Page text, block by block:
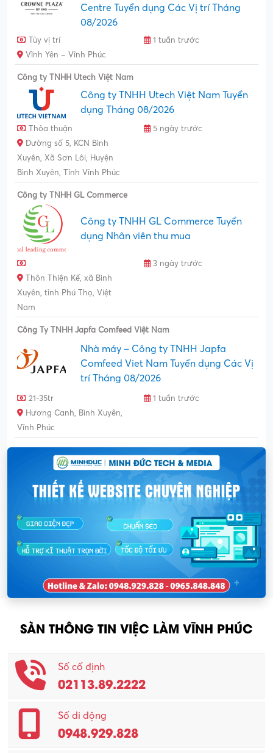
Centre Tuyển dụng Các Vị trí Tháng
08/2026
Tùy vị trí
1 tuần trước
Vĩnh Yên – Vĩnh Phúc
Công ty TNHH Utech Việt Nam
Công ty TNHH Utech Việt Nam Tuyển
dụng Tháng 08/2026
Thỏa thuận
5 ngày trước
Đường số 5, KCN Bình
Xuyên, Xã Sơn Lôi, Huyện
Bình Xuyên, Tỉnh Vĩnh Phúc
Công ty TNHH GL Commerce
Công ty TNHH GL Commerce Tuyển
dụng Nhân viên thu mua
3 ngày trước
Thôn Thiện Kế, xã Bình
Xuyên, tỉnh Phú Thọ, Việt
Nam
Công Ty TNHH Japfa Comfeed Việt Nam
Nhà máy – Công ty TNHH Japfa
Comfeed Viet Nam Tuyển dụng Các Vị
trí Tháng 08/2026
21-35tr
1 tuần trước
Hương Canh, Bình Xuyên,
Vĩnh Phúc
SÀN THÔNG TIN VIỆC LÀM VĨNH PHÚC
Số cố định
02113.89.2222
Số di động
0948.929.828